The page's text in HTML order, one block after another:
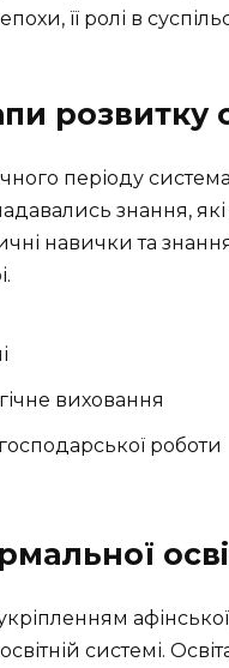
її ролі в
розвитку
періоду
знання,
навички та
виховання
роботи
системі.